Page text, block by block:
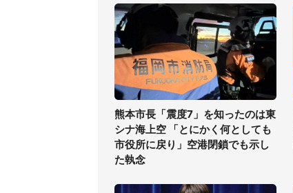
熊本市長「震度7」を知ったのは東
シナ海上空 「とにかく何としても
市役所に戻り」空港閉鎖でも示し
た執念